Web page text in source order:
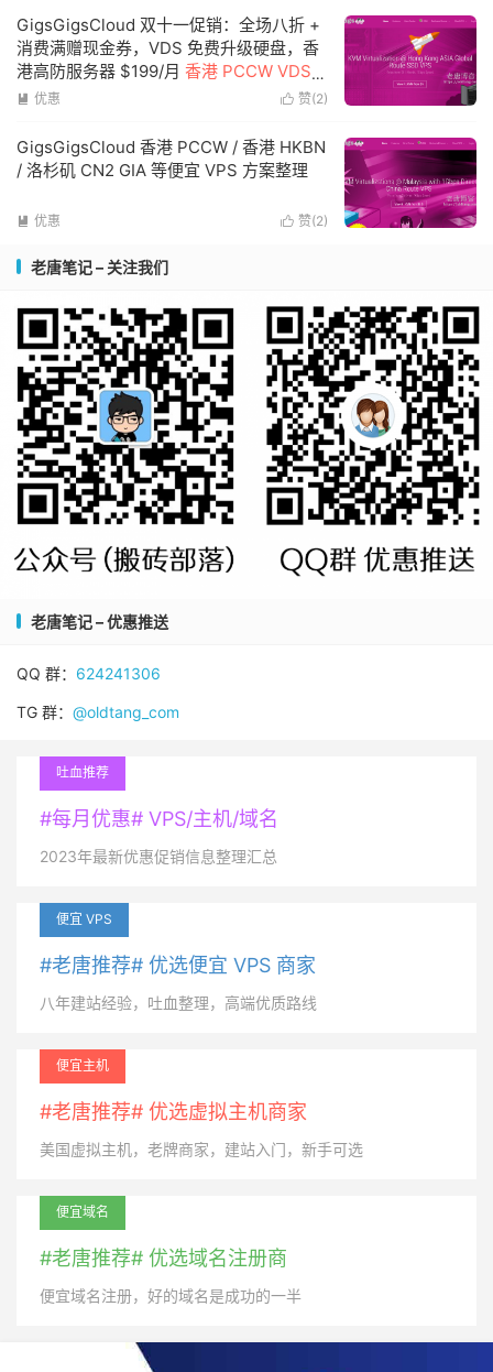
GigsGigsCloud 双十一促销：全场八折 +
消费满赠现金券，VDS 免费升级硬盘，香
港高防服务器 $199/月 香港 PCCW VDS
好价
 赞(2)
 优惠
GigsGigsCloud 香港 PCCW / 香港 HKBN
/ 洛杉矶 CN2 GIA 等便宜 VPS 方案整理
 赞(2)
 优惠
老唐笔记 – 关注我们
老唐笔记 – 优惠推送
QQ 群： 624241306
TG 群： @oldtang_com
吐血推荐
#每月优惠# VPS/主机/域名
2023年最新优惠促销信息整理汇总
便宜 VPS
#老唐推荐# 优选便宜 VPS 商家
八年建站经验，吐血整理，高端优质路线
便宜主机
#老唐推荐# 优选虚拟主机商家
美国虚拟主机，老牌商家，建站入门，新手可选
便宜域名
#老唐推荐# 优选域名注册商
便宜域名注册，好的域名是成功的一半